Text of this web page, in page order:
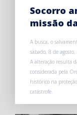
Socorro
missão
A busca, o
sábado, 8 de
A alteração resulta
considerada pela
histórico na
catástrofe.